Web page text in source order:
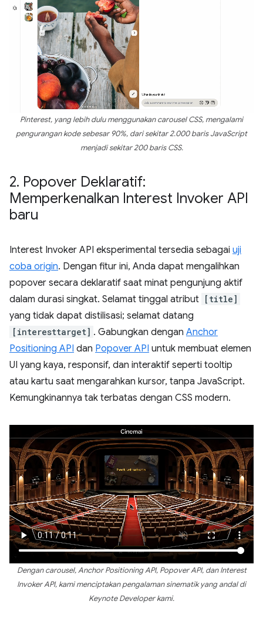
Pinterest, yang lebih dulu menggunakan carousel CSS, mengalami
pengurangan kode sebesar 90%, dari sekitar 2.000 baris JavaScript
menjadi sekitar 200 baris CSS.
2. Popover Deklaratif:
Memperkenalkan Interest Invoker API
baru
Interest Invoker API eksperimental tersedia sebagai uji
coba origin. Dengan fitur ini, Anda dapat mengalihkan
popover secara deklaratif saat minat pengunjung aktif
dalam durasi singkat. Selamat tinggal atribut [title]
yang tidak dapat distilisasi; selamat datang
[interesttarget] . Gabungkan dengan Anchor
Positioning API dan Popover API untuk membuat elemen
UI yang kaya, responsif, dan interaktif seperti tooltip
atau kartu saat mengarahkan kursor, tanpa JavaScript.
Kemungkinannya tak terbatas dengan CSS modern.
Dengan carousel, Anchor Positioning API, Popover API, dan Interest
Invoker API, kami menciptakan pengalaman sinematik yang andal di
Keynote Developer kami.